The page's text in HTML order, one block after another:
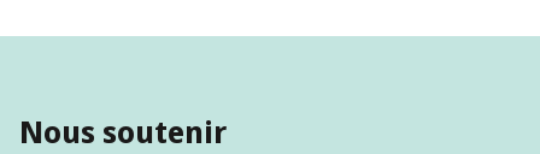
Nous soutenir